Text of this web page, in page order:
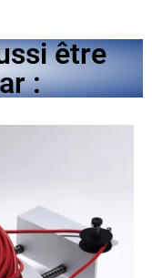
être
: